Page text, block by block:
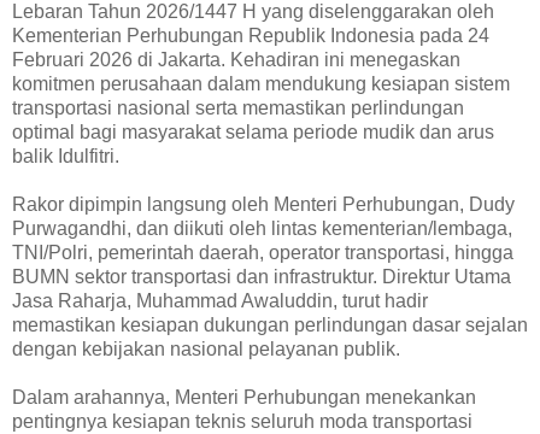
Lebaran Tahun 2026/1447 H yang diselenggarakan oleh
Kementerian Perhubungan Republik Indonesia pada 24
Februari 2026 di Jakarta. Kehadiran ini menegaskan
komitmen perusahaan dalam mendukung kesiapan sistem
transportasi nasional serta memastikan perlindungan
optimal bagi masyarakat selama periode mudik dan arus
balik Idulfitri.
Rakor dipimpin langsung oleh Menteri Perhubungan, Dudy
Purwagandhi, dan diikuti oleh lintas kementerian/lembaga,
TNI/Polri, pemerintah daerah, operator transportasi, hingga
BUMN sektor transportasi dan infrastruktur. Direktur Utama
Jasa Raharja, Muhammad Awaluddin, turut hadir
memastikan kesiapan dukungan perlindungan dasar sejalan
dengan kebijakan nasional pelayanan publik.
Dalam arahannya, Menteri Perhubungan menekankan
pentingnya kesiapan teknis seluruh moda transportasi